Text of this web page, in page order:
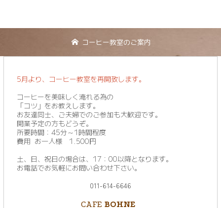
コーヒー教室のご案内
5月より、コーヒー教室を再開致します。
コーヒーを美味しく淹れる為の
「コツ」をお教えします。
お友達同士、ご夫婦でのご参加も大歓迎です。
開業予定の方もどうぞ。
所要時間：45分～1時間程度
費用 お一人様 1.500円
土、日、祝日の場合は、17：00以降となります。
お電話でお気軽にお問い合わせ下さい。
011-614-6646
CAFE BOHNE